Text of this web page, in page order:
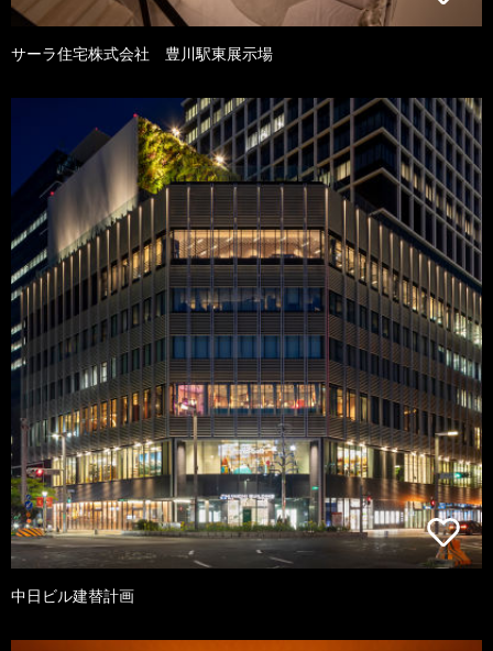
サーラ住宅株式会社 豊川駅東展示場
中日ビル建替計画